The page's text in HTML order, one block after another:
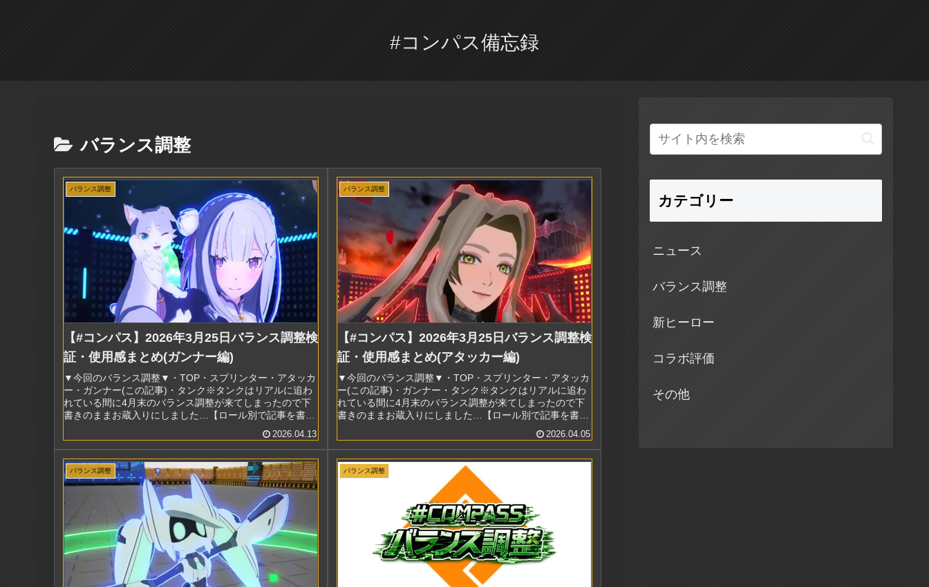
#コンパス備忘録
バランス調整
バランス調整
【#コンパス】2026年3月25日バランス調整検
証・使用感まとめ(ガンナー編)
▼今回のバランス調整▼・TOP・スプリンター・アタッカ
ー・ガンナー(この記事)・タンク※タンクはリアルに追わ
れている間に4月末のバランス調整が来てしまったので下
書きのままお蔵入りにしました…【ロール別で記事を書
2026.04.13
バランス調整
【#コンパス】2026年3月25日バランス調整検
証・使用感まとめ(アタッカー編)
▼今回のバランス調整▼・TOP・スプリンター・アタッカ
ー(この記事)・ガンナー・タンク※タンクはリアルに追わ
れている間に4月末のバランス調整が来てしまったので下
書きのままお蔵入りにしました…【ロール別で記事を書
2026.04.05
バランス調整 バランス調整
カテゴリー
ニュース
バランス調整
新ヒーロー
コラボ評価
その他